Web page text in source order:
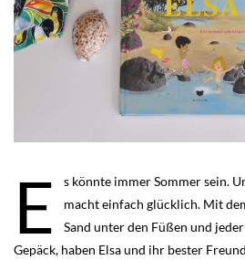
E
s könnte immer Sommer sein.
macht einfach glücklich. Mit
Sand unter den Füßen und
Gepäck, haben Elsa und ihr bester